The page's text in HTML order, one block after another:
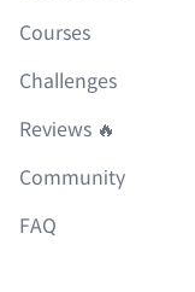
Courses
Challenges
Reviews 🔥
Community
FAQ